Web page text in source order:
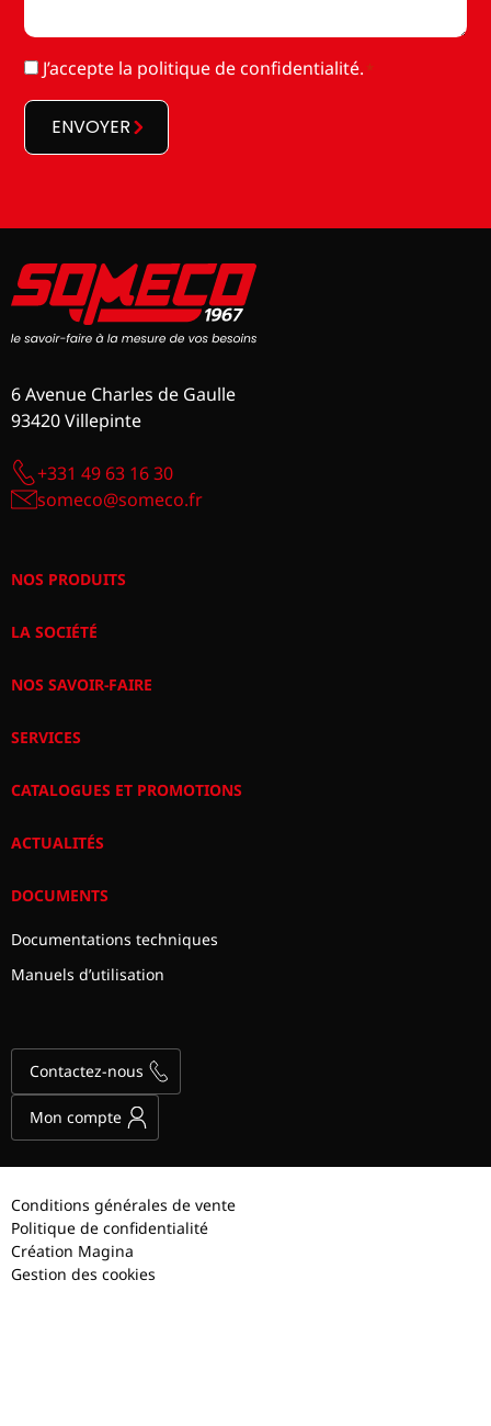
RGPD
J’accepte la politique de confidentialité. *
ENVOYER
6 Avenue Charles de Gaulle
93420 Villepinte
+331 49 63 16 30
someco@someco.fr
NOS PRODUITS
LA SOCIÉTÉ
NOS SAVOIR-FAIRE
SERVICES
CATALOGUES ET PROMOTIONS
ACTUALITÉS
DOCUMENTS
Documentations techniques
Manuels d’utilisation
Contactez-nous
Mon compte
Conditions générales de vente
Politique de confidentialité
Création Magina
Gestion des cookies